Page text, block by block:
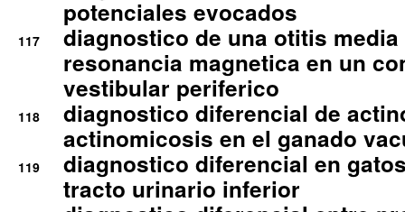
potenciales evocados
117
diagnostico de una otitis
resonancia magnetica en un
vestibular periferico
118
diagnostico diferencial de
actinomicosis en el ganado
119
diagnostico diferencial en
tracto urinario inferior